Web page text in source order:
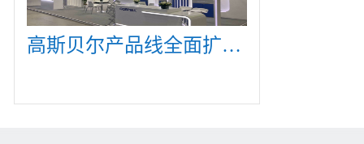
高斯贝尔产品线全面扩展，众多新产品亮相CommunicAsia 2019